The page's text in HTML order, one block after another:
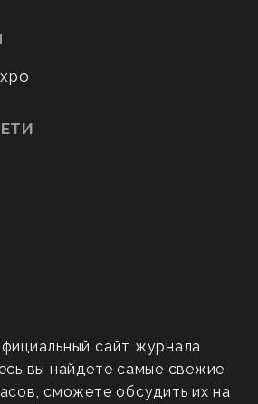
сайт журнала
вы найдете самые свежие
сможете обсудить их на